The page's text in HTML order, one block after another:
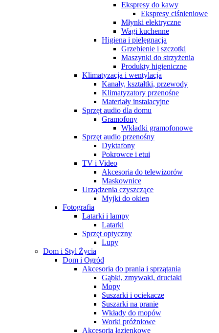
Ekspresy do kawy
Ekspresy ciśnieniowe
Młynki elektryczne
Wagi kuchenne
Higiena i pielęgnacja
Grzebienie i szczotki
Maszynki do strzyżenia
Produkty higieniczne
Klimatyzacja i wentylacja
Kanały, kształtki, przewody
Klimatyzatory przenośne
Materiały instalacyjne
Sprzęt audio dla domu
Gramofony
Wkładki gramofonowe
Sprzęt audio przenośny
Dyktafony
Pokrowce i etui
TV i Video
Akcesoria do telewizorów
Maskownice
Urządzenia czyszczące
Myjki do okien
Fotografia
Latarki i lampy
Latarki
Sprzęt optyczny
Lupy
Dom i Styl Życia
Dom i Ogród
Akcesoria do prania i sprzątania
Gąbki, zmywaki, druciaki
Mopy
Suszarki i ociekacze
Suszarki na pranie
Wkłady do mopów
Worki próżniowe
Akcesoria łazienkowe